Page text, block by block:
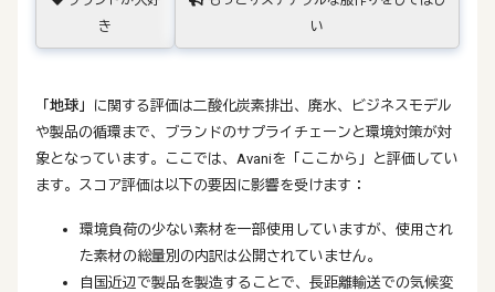
き
い
「地球」
に関する評価は二酸化炭素排出、廃水、ビジネスモデル
や製品の循環まで、ブランドのサプライチェーンと環境対策が対
象となっています。ここでは、Avaniを「ここから」と評価してい
ます。スコア評価は以下の要因に影響を受けます：
環境負荷の少ない素材を一部使用していますが、使用され
た素材の総量別の内訳は公開されていません。
自国近辺で製品を製造することで、長距離輸送での気候変